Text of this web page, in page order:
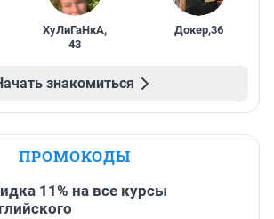
ХуЛиГаНкА,
43
Докер,36
знакомиться
ПРОМОКОДЫ
11% на все курсы